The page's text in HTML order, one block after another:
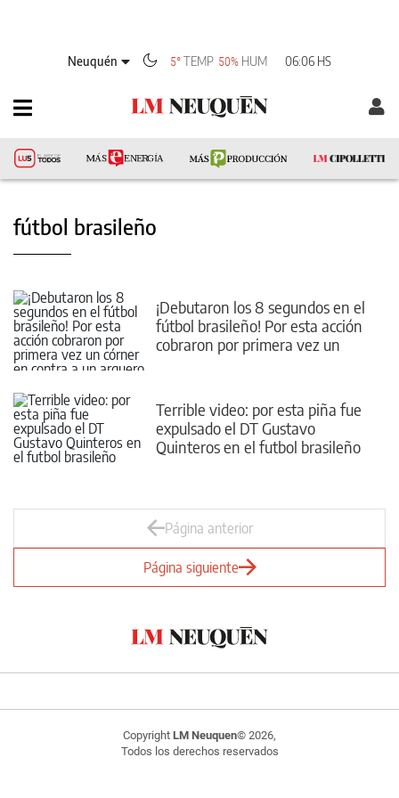
Neuquén 5°TEMP 50% HUM 06:06 HS
fútbol brasileño
¡Debutaron los 8 segundos en el
fútbol brasileño! Por esta acción
cobraron por primera vez un
Terrible video: por esta piña fue
expulsado el DT Gustavo
Quinteros en el futbol brasileño
Página anterior
Página siguiente
Copyright LM Neuquen© 2026,
Todos los derechos reservados